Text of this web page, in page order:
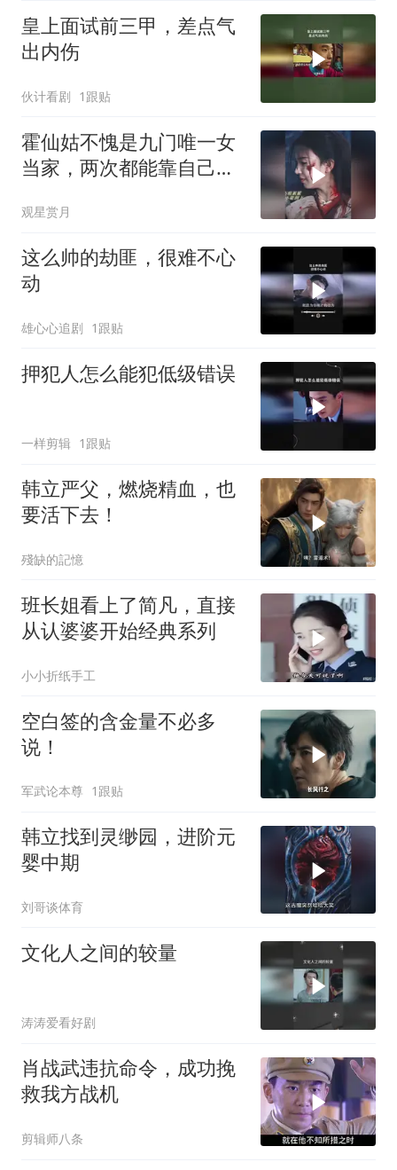
皇上面试前三甲，差点气
出内伤
伙计看剧 1跟贴
霍仙姑不愧是九门唯一女
当家，两次都能靠自己逆
观星赏月
这么帅的劫匪，很难不心
动
雄心心追剧 1跟贴
押犯人怎么能犯低级错误
一样剪辑 1跟贴
韩立严父，燃烧精血，也
要活下去！
殘缺的記憶
班长姐看上了简凡，直接
从认婆婆开始经典系列
小小折纸手工
空白签的含金量不必多
说！
军武论本尊 1跟贴
韩立找到灵缈园，进阶元
婴中期
刘哥谈体育
文化人之间的较量
涛涛爱看好剧
肖战武违抗命令，成功挽
救我方战机
剪辑师八条